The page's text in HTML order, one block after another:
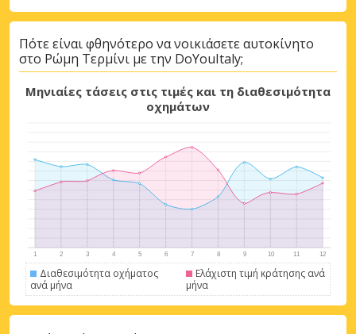
Πότε είναι φθηνότερο να νοικιάσετε αυτοκίνητο
στο Ρώμη Τερμίνι με την DoYouItaly;
Μηνιαίες τάσεις στις τιμές και τη διαθεσιμότητα
οχημάτων
Διαθεσιμότητα οχήματος
ανά μήνα
Ελάχιστη τιμή κράτησης ανά
μήνα